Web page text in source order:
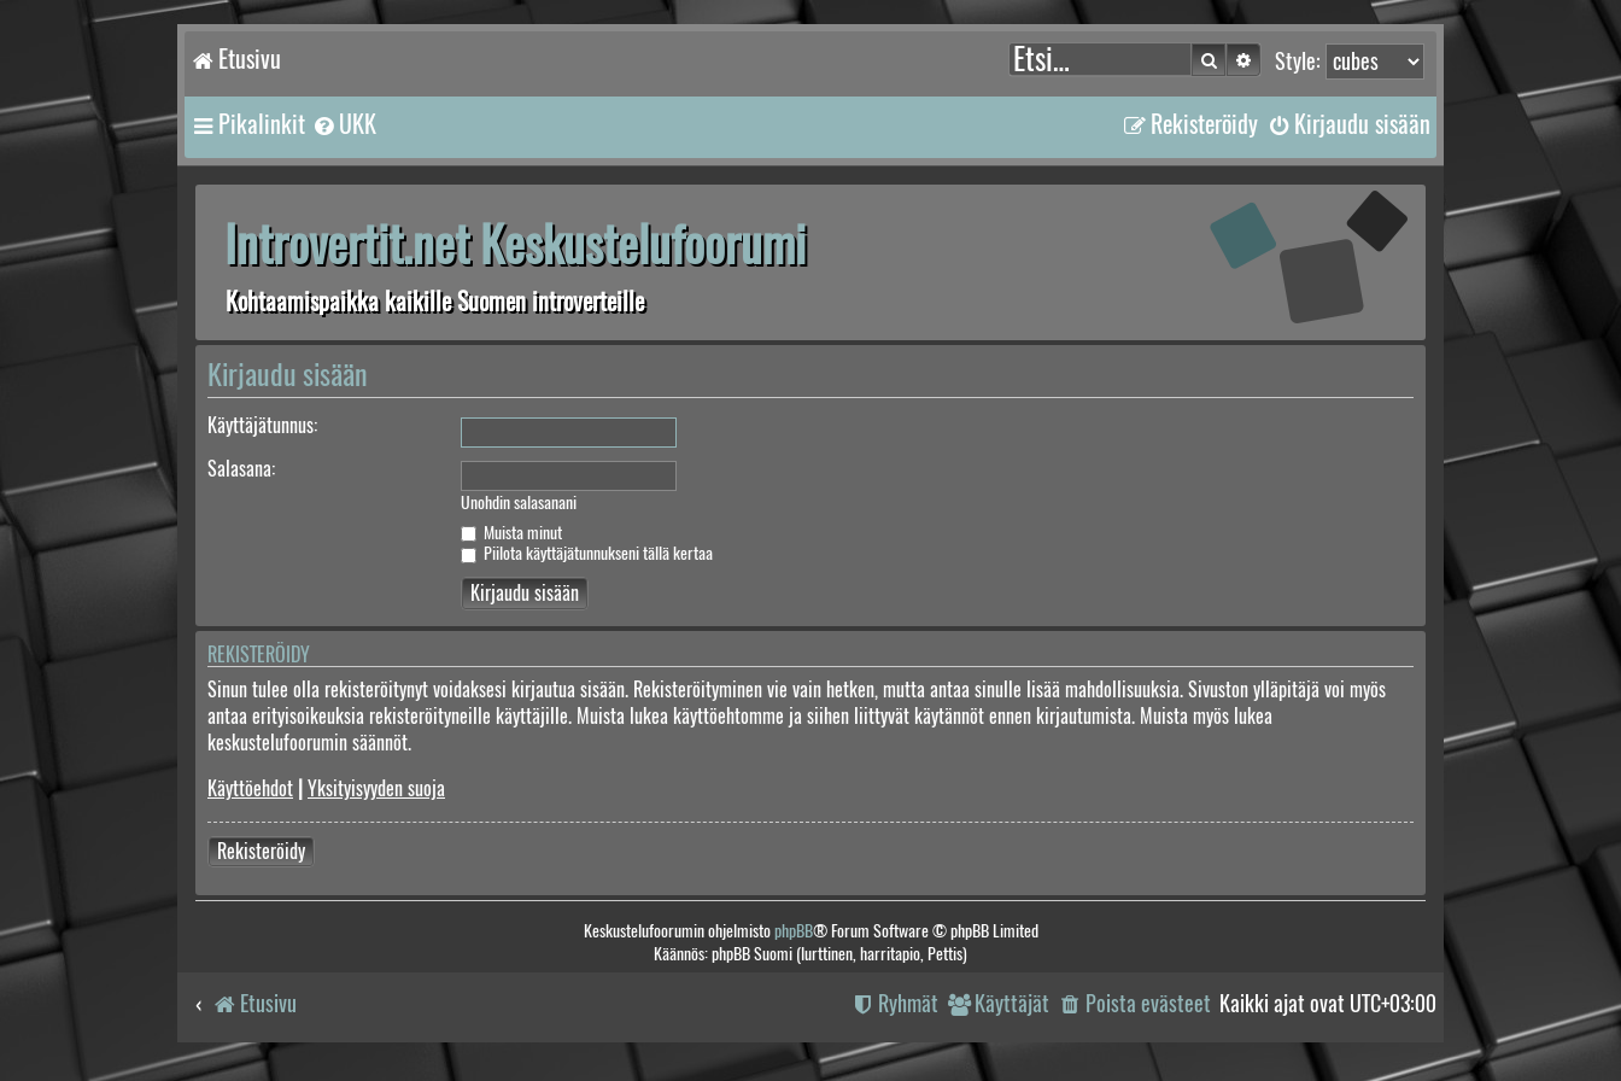
Etusivu Style:
Etsi Tarkennettu haku
Pikalinkit UKK Kirjaudu sisään
Rekisteröidy
Introvertit.net Keskustelufoorumi
Kohtaamispaikka kaikille Suomen introverteille
Kirjaudu sisään
Käyttäjätunnus:
Salasana:
Unohdin salasanani
Muista minut
Piilota käyttäjätunnukseni tällä kertaa
REKISTERÖIDY
Sinun tulee olla rekisteröitynyt voidaksesi kirjautua sisään. Rekisteröityminen vie vain hetken, mutta antaa sinulle lisää mahdollisuuksia. Sivuston ylläpitäjä voi myös
antaa erityisoikeuksia rekisteröityneille käyttäjille. Muista lukea käyttöehtomme ja siihen liittyvät käytännöt ennen kirjautumista. Muista myös lukea
keskustelufoorumin säännöt.
Käyttöehdot | Yksityisyyden suoja
Rekisteröidy
Keskustelufoorumin ohjelmistophpBB® Forum Software © phpBB Limited
Käännös: phpBB Suomi (lurttinen, harritapio, Pettis)
Etusivu Kaikki ajat ovat UTC+03:00
Poista evästeet
Käyttäjät
Ryhmät